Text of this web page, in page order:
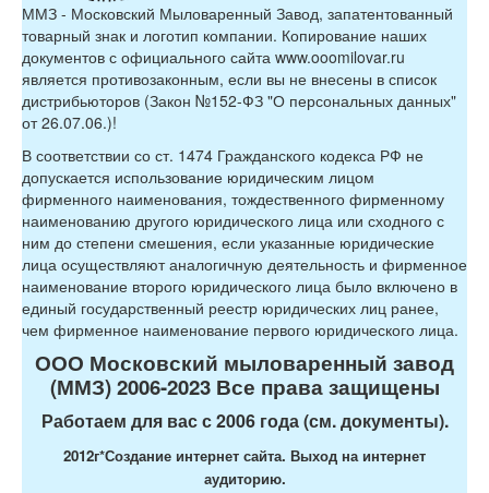
ММЗ - Московский Мыловаренный Завод, запатентованный
товарный знак и логотип компании. Копирование наших
документов с официального сайта www.ooomilovar.ru
является противозаконным, если вы не внесены в список
дистрибьюторов (Закон №152-ФЗ "О персональных данных"
от 26.07.06.)!
В соответствии со ст. 1474 Гражданского кодекса РФ не
допускается использование юридическим лицом
фирменного наименования, тождественного фирменному
наименованию другого юридического лица или сходного с
ним до степени смешения, если указанные юридические
лица осуществляют аналогичную деятельность и фирменное
наименование второго юридического лица было включено в
единый государственный реестр юридических лиц ранее,
чем фирменное наименование первого юридического лица.
ООО Московский мыловаренный завод
(ММЗ) 2006-2023 Все права защищены
Работаем для вас с 2006 года (см. документы).
2012г*Создание интернет сайта. Выход на интернет
аудиторию.